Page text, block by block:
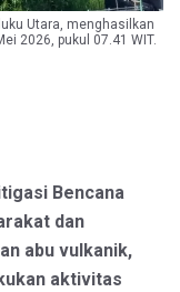
Utara, menghasilkan
2026, pukul 07.41 WIT.
Bencana
dan
abu vulkanik,
aktivitas